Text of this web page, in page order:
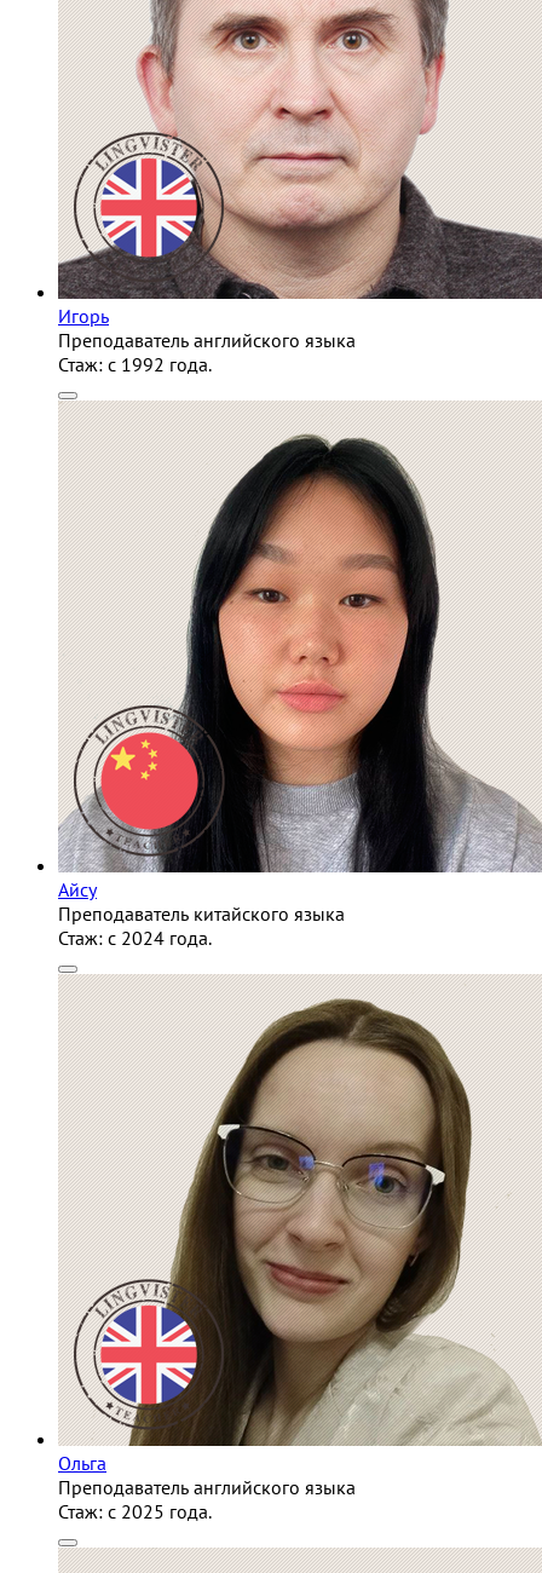
Игорь
Преподаватель английского языка
Стаж: c 1992 года.
Айсу
Преподаватель китайского языка
Стаж: c 2024 года.
Ольга
Преподаватель английского языка
Стаж: c 2025 года.